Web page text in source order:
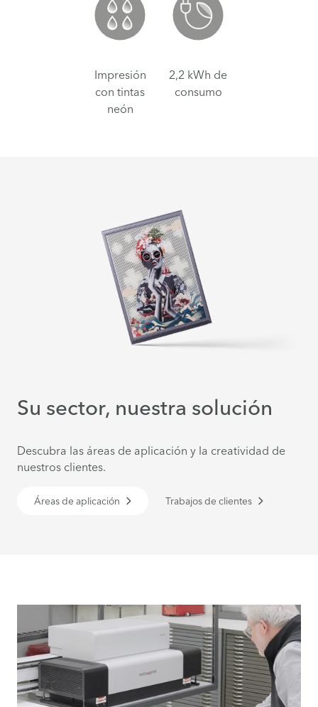
Impresión
con tintas
neón
2,2 kWh de
consumo
Su sector, nuestra solución
Descubra las áreas de aplicación y la creatividad de
nuestros clientes.
Áreas de aplicación Trabajos de clientes